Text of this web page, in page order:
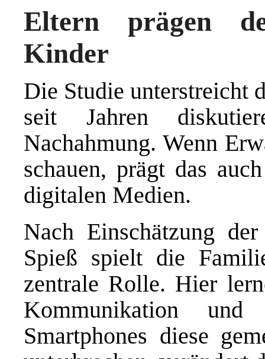
Eltern prägen
Kinder
Die Studie unterstreicht
seit Jahren
Nachahmung. Wenn
schauen, prägt das
digitalen Medien.
Nach Einschätzung
Spieß spielt die
zentrale Rolle. Hier
Kommunikation und
Smartphones diese